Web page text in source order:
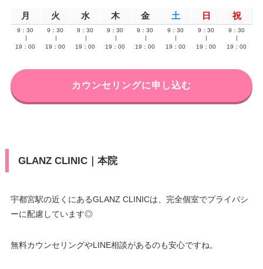
月 火 水 木 金 土 日 祝
9：30
19：00
9：30
19：00
9：30
19：00
9：30
19：00
9：30
19：00
9：30
19：00
9：30
19：00
9：30
19：00
カウンセリングに申し込む
GLANZ CLINIC｜本院
宇都宮駅の近くにあるGLANZ CLINICは、完全個室でプライバシ
ーに配慮しています◎
無料カウンセリングやLINE相談があるのも安心ですね。